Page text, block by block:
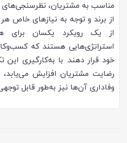
مناسب به مشتریان،
از برند و توجه به نیازهای خاص
از یک رویکرد یکسان برای
استراتژی‌هایی هستند که
خود قرار دهند. با به‌کارگیری این
رضایت مشتریان افزایش می‌یابد،
وفاداری آن‌ها نیز به‌طور قابل